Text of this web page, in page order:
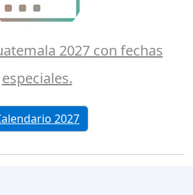
2027 con fechas
especiales.
2027